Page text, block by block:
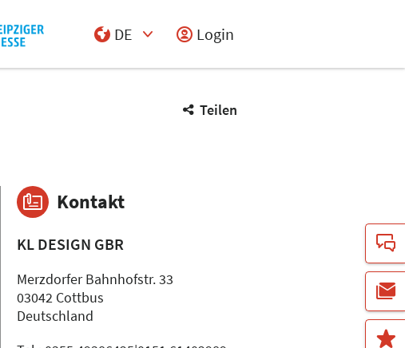
DE
Login
Teilen
Kontakt
KL DESIGN GBR
Merzdorfer Bahnhofstr. 33
03042 Cottbus
Deutschland